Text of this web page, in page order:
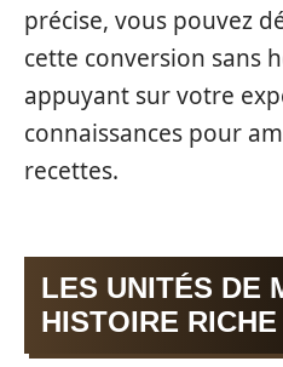
précise, vous pouvez
cette conversion sans
appuyant sur votre
connaissances pour
recettes.
LES UNITÉS DE
HISTOIRE